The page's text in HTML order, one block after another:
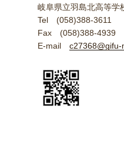
岐阜県立羽島北高等学
Tel (058)388-3611
Fax (058)388-4939
E-mail c27368@gifu-